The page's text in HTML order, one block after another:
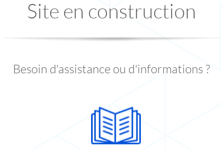
Site en construction
Besoin d'assistance ou d'informations ?